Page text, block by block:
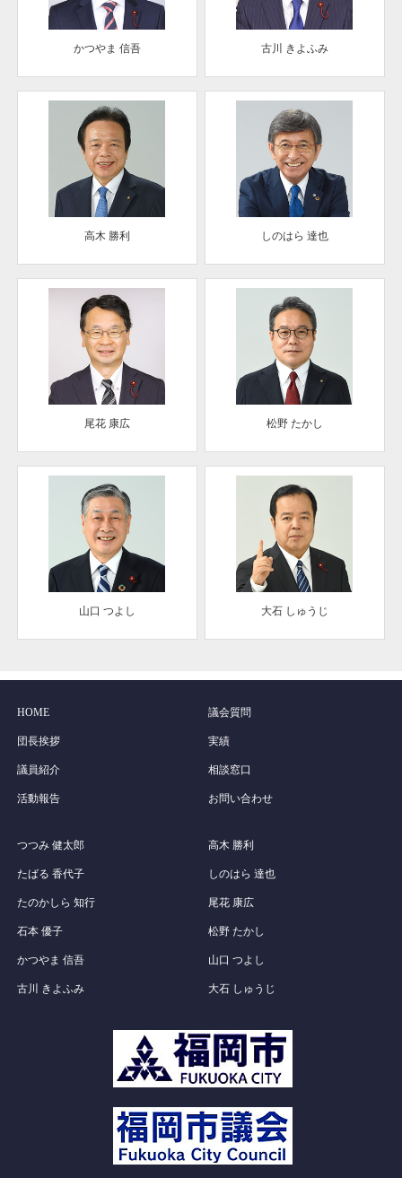
かつやま 信吾 古川 きよふみ
高木 勝利 しのはら 達也
尾花 康広 松野 たかし
山口 つよし 大石 しゅうじ
HOME
団長挨拶
議員紹介
活動報告
議会質問
実績
相談窓口
お問い合わせ
つつみ 健太郎
たばる 香代子
たのかしら 知行
石本 優子
かつやま 信吾
古川 きよふみ
高木 勝利
しのはら 達也
尾花 康広
松野 たかし
山口 つよし
大石 しゅうじ